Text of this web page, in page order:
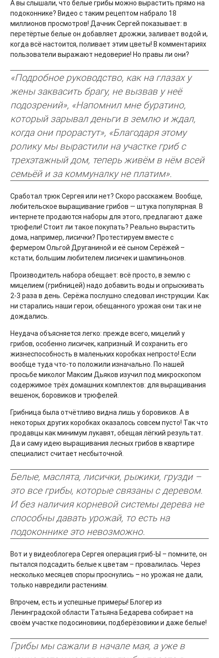
А вы слышали, что белые грибы можно вырастить прямо на
подоконнике? Видео с таким рецептом набрало 18
миллионов просмотров! Дачник Сергей показывает: в
перетёртые белые он добавляет дрожжи, заливает водой и,
когда всё настоится, поливает этим цветы! В комментариях
пользователи выражают недоверие! Но правы ли они?
«Подробное руководство, как на глазах у
жены заквасить брагу, не вызвав у неё
подозрений», «Напомнил мне буратино,
который зарывал деньги в землю и ждал,
когда они прорастут», «Благодаря этому
ролику мы вырастили на участке гриб с
трехэтажный дом, теперь живём в нём всей
семьёй и за коммуналку не платим».
Сработал трюк Сергея или нет? Скоро расскажем. Вообще,
любительское выращивание грибов — штука популярная. В
интернете продаются наборы для этого, предлагают даже
трюфели! Стоит ли такое покупать? Реально вырастить
дома, например, лисички? Протестируем вместе с
фермером Ольгой Друганиной и её сыном Серёжей –
кстати, большим любителем лисичек и шампиньонов.
Производитель набора обещает: всё просто, в землю с
мицелием (грибницей) надо добавить воды и опрыскивать
2-3 раза в день. Серёжа послушно следовал инструкции. Как
ни старались наши герои, обещанного урожая они так и не
дождались.
Неудача объясняется легко: прежде всего, мицелий у
грибов, особенно лисичек, капризный. И сохранить его
жизнеспособность в маленьких коробках непросто! Если
вообще туда что-то положили изначально. По нашей
просьбе миколог Максим Дьяков изучил под микроскопом
содержимое трёх домашних комплектов: для выращивания
вешенок, боровиков и трюфелей.
Грибница была отчётливо видна лишь у боровиков. А в
некоторых других коробках оказалось совсем пусто! Так что
продавцы как минимум лукавят, обещая лёгкий результат.
Да и саму идею выращивания лесных грибов в квартире
специалист считает несбыточной.
Белые, маслята, лисички, рыжики, грузди –
это все грибы, которые связаны с деревом.
И без наличия корневой системы дерева не
способны давать урожай, то есть на
подоконнике это невозможно.
Вот и у видеоблогера Сергея операция гриб-Ы – помните, он
пытался подсадить белые к цветам – провалилась. Через
несколько месяцев споры проснулись – но урожая не дали,
только навредили растениям.
Впрочем, есть и успешные примеры! Блогер из
Ленинградской области Татьяна Бедарева собирает на
своём участке подосиновики, подберёзовики и даже белые!
Грибы мы сажали в начале мая, а уже в